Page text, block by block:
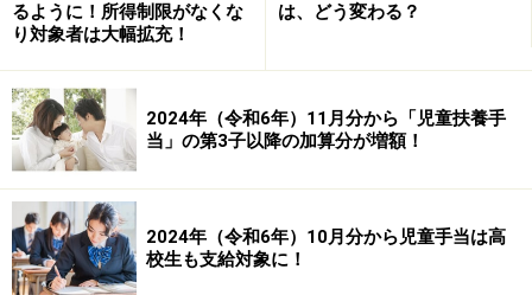
高校生まで、年齢にかかわらず1人あたり月3万円になり
ます。
改正ポイント③所得制限がなくなる
す。
改正前は、一定の所得以上の世帯（所得制限限度額※の
るように！所得制限がなくな
り対象者は大幅拡充！
は、どう変わる？
2024年（令和6年）11月分から「児童扶養手
当」の第3子以降の加算分が増額！
2024年（令和6年）10月分から児童手当は高
校生も支給対象に！